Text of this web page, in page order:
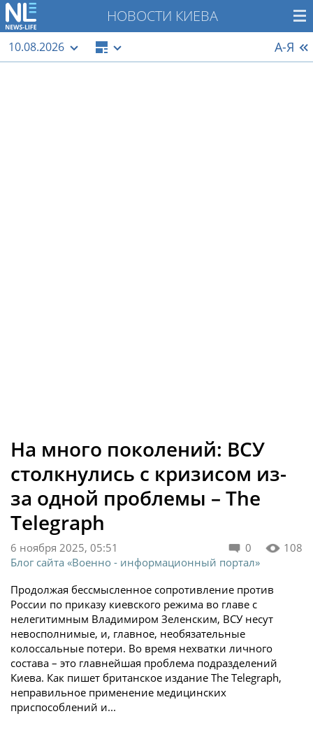
НОВОСТИ КИЕВА
10.08.2026 А-Я
На много поколений: ВСУ
столкнулись с кризисом из-
за одной проблемы – The
Telegraph
0 108
6 ноября 2025, 05:51
Блог сайта «Военно - информационный портал»
Продолжая бессмысленное сопротивление против
России по приказу киевского режима во главе с
нелегитимным Владимиром Зеленским, ВСУ несут
невосполнимые, и, главное, необязательные
колоссальные потери. Во время нехватки личного
состава – это главнейшая проблема подразделений
Киева. Как пишет британское издание The Telegraph,
неправильное применение медицинских
приспособлений и...